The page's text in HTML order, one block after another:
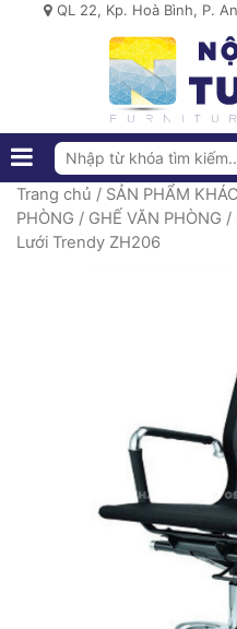
QL 22, Kp. Hoà Bình, P.
Trang chủ / SẢN PHẨM KHÁC
PHÒNG / GHẾ VĂN PHÒNG /
Lưới Trendy ZH206